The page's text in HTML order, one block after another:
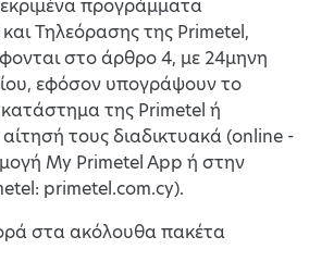
προγράμματα
Τηλεόρασης της Primetel,
στο άρθρο 4, με 24μηνη
εφόσον υπογράψουν το
της Primetel ή
τους διαδικτυακά (online -
My Primetel App ή στην
primetel.com.cy).
στα ακόλουθα πακέτα